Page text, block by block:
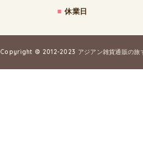
■ 休業日
Copyright © 2012-2023 アジアン雑貨通販の